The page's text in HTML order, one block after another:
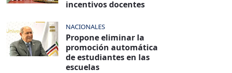
incentivos docentes
NACIONALES
Propone eliminar la
promoción automática
de estudiantes en las
escuelas